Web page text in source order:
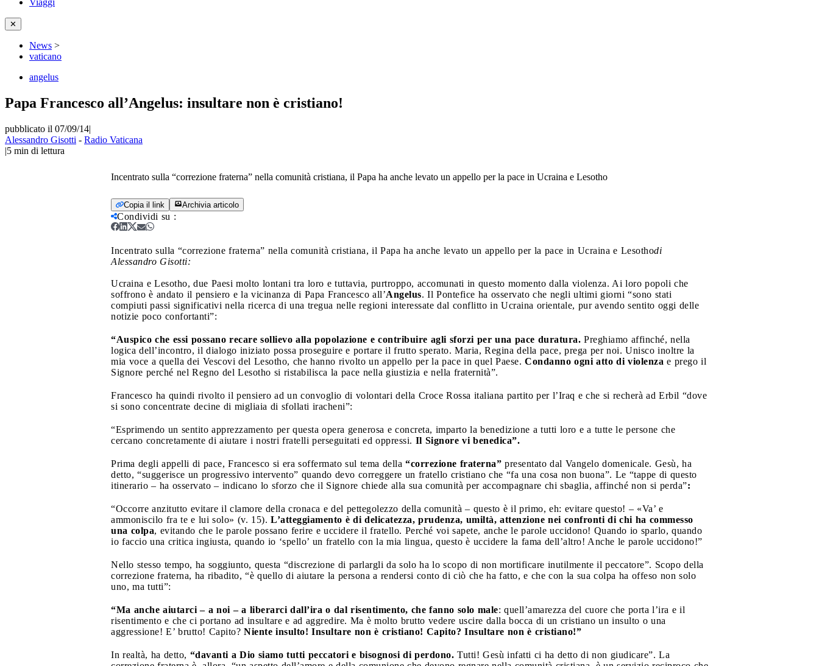
Viaggi
✕
News >
vaticano
angelus
Papa Francesco all’Angelus: insultare non è cristiano!
pubblicato il 07/09/14|
Alessandro Gisotti - Radio Vaticana
|5 min di lettura
Incentrato sulla “correzione fraterna” nella comunità cristiana, il Papa ha anche levato un appello per la pace in Ucraina e Lesotho
Copia il link Archivia articolo
Condividi su :
Incentrato sulla “correzione fraterna” nella comunità cristiana, il Papa ha anche levato un appello per la pace in Ucraina e Lesothodi
Alessandro Gisotti:
Ucraina e Lesotho, due Paesi molto lontani tra loro e tuttavia, purtroppo, accomunati in questo momento dalla violenza. Ai loro popoli che
soffrono è andato il pensiero e la vicinanza di Papa Francesco all’Angelus. Il Pontefice ha osservato che negli ultimi giorni “sono stati
compiuti passi significativi nella ricerca di una tregua nelle regioni interessate dal conflitto in Ucraina orientale, pur avendo sentito oggi delle
notizie poco confortanti”:
“Auspico che essi possano recare sollievo alla popolazione e contribuire agli sforzi per una pace duratura. Preghiamo affinché, nella
logica dell’incontro, il dialogo iniziato possa proseguire e portare il frutto sperato. Maria, Regina della pace, prega per noi. Unisco inoltre la
mia voce a quella dei Vescovi del Lesotho, che hanno rivolto un appello per la pace in quel Paese. Condanno ogni atto di violenza e prego il
Signore perché nel Regno del Lesotho si ristabilisca la pace nella giustizia e nella fraternità”.
Francesco ha quindi rivolto il pensiero ad un convoglio di volontari della Croce Rossa italiana partito per l’Iraq e che si recherà ad Erbil “dove
si sono concentrate decine di migliaia di sfollati iracheni”:
“Esprimendo un sentito apprezzamento per questa opera generosa e concreta, imparto la benedizione a tutti loro e a tutte le persone che
cercano concretamente di aiutare i nostri fratelli perseguitati ed oppressi. Il Signore vi benedica”.
Prima degli appelli di pace, Francesco si era soffermato sul tema della “correzione fraterna” presentato dal Vangelo domenicale. Gesù, ha
detto, “suggerisce un progressivo intervento” quando devo correggere un fratello cristiano che “fa una cosa non buona”. Le “tappe di questo
itinerario – ha osservato – indicano lo sforzo che il Signore chiede alla sua comunità per accompagnare chi sbaglia, affinché non si perda”:
“Occorre anzitutto evitare il clamore della cronaca e del pettegolezzo della comunità – questo è il primo, eh: evitare questo! – «Va’ e
ammoniscilo fra te e lui solo» (v. 15). L’atteggiamento è di delicatezza, prudenza, umiltà, attenzione nei confronti di chi ha commesso
una colpa, evitando che le parole possano ferire e uccidere il fratello. Perché voi sapete, anche le parole uccidono! Quando io sparlo, quando
io faccio una critica ingiusta, quando io ‘spello’ un fratello con la mia lingua, questo è uccidere la fama dell’altro! Anche le parole uccidono!”
Nello stesso tempo, ha soggiunto, questa “discrezione di parlargli da solo ha lo scopo di non mortificare inutilmente il peccatore”. Scopo della
correzione fraterna, ha ribadito, “è quello di aiutare la persona a rendersi conto di ciò che ha fatto, e che con la sua colpa ha offeso non solo
uno, ma tutti”:
“Ma anche aiutarci – a noi – a liberarci dall’ira o dal risentimento, che fanno solo male: quell’amarezza del cuore che porta l’ira e il
risentimento e che ci portano ad insultare e ad aggredire. Ma è molto brutto vedere uscire dalla bocca di un cristiano un insulto o una
aggressione! E’ brutto! Capito? Niente insulto! Insultare non è cristiano! Capito? Insultare non è cristiano!”
In realtà, ha detto, “davanti a Dio siamo tutti peccatori e bisognosi di perdono. Tutti! Gesù infatti ci ha detto di non giudicare”. La